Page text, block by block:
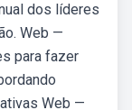
dos líderes
Web —
para fazer
Web —